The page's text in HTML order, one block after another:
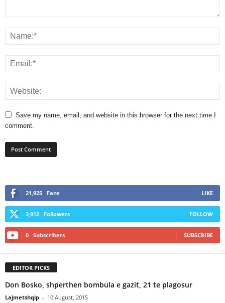
Save my name, email, and website in this browser for the next time I
comment.
21,925 Fans LIKE
3,912 Followers FOLLOW
0 Subscribers SUBSCRIBE
EDITOR PICKS
Don Bosko, shperthen bombula e gazit, 21 te plagosur
Lajmetshqip - 10 August, 2015